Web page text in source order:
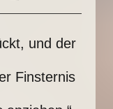
und der
Finsternis